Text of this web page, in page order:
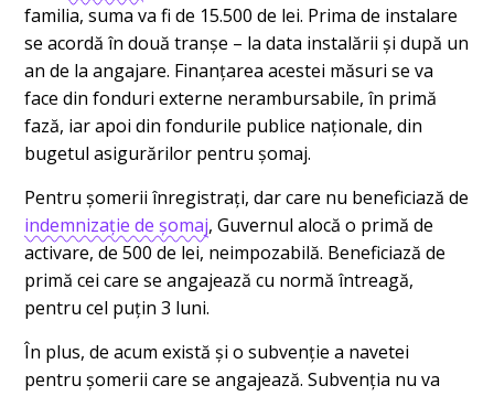
familia, suma va fi de 15.500 de lei. Prima de instalare
se acordă în două tranșe – la data instalării și după un
an de la angajare. Finanțarea acestei măsuri se va
face din fonduri externe nerambursabile, în primă
fază, iar apoi din fondurile publice naționale, din
bugetul asigurărilor pentru șomaj.
Pentru șomerii înregistrați, dar care nu beneficiază de
indemnizație de șomaj, Guvernul alocă o primă de
activare, de 500 de lei, neimpozabilă. Beneficiază de
primă cei care se angajează cu normă întreagă,
pentru cel puțin 3 luni.
În plus, de acum există și o subvenție a navetei
pentru șomerii care se angajează. Subvenția nu va